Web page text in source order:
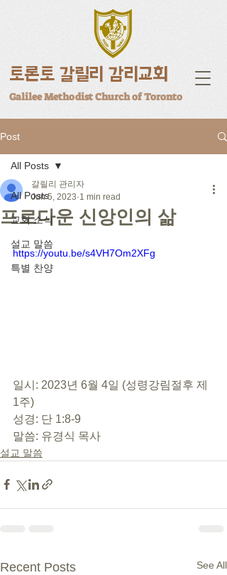
토론토 갈릴리 감리교회
Galilee Methodist Church of Toronto
Post
All Posts
교회 소식
설교 말씀
특별 찬양
All Posts
프로다운 신앙인의 삶
갈릴리 관리자
Jun 5, 2023 1 min read
https://youtu.be/s4VH7Om2XFg
일시: 2023년 6월 4일 (성령강림절후 제
1주)
성경: 단 1:8-9
말씀: 유경식 목사
설교 말씀
Recent Posts See All